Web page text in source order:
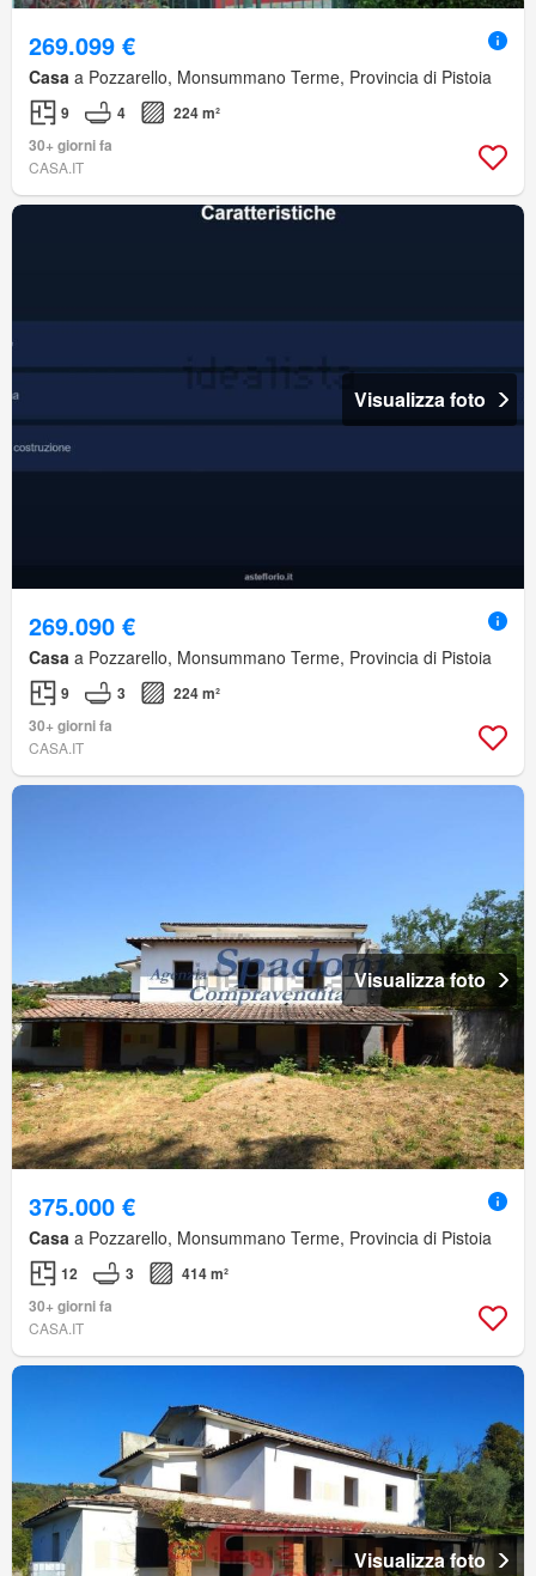
269.099 €
Casa a Pozzarello, Monsummano Terme, Provincia di Pistoia
9 4
224 m²
30+ giorni fa
CASA.IT
Visualizza foto
269.090 €
Casa a Pozzarello, Monsummano Terme, Provincia di Pistoia
9 3
224 m²
30+ giorni fa
CASA.IT
Visualizza foto
375.000 €
Casa a Pozzarello, Monsummano Terme, Provincia di Pistoia
12 3
414 m²
30+ giorni fa
CASA.IT
Visualizza foto